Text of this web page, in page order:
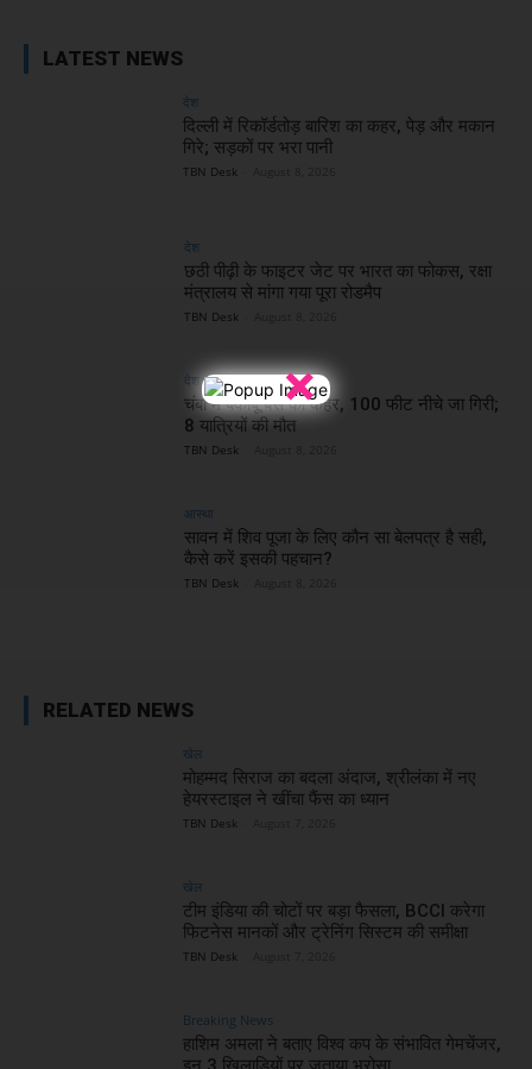
×
LATEST NEWS
देश
दिल्ली में रिकॉर्डतोड़ बारिश का कहर, पेड़ और मकान
गिरे; सड़कों पर भरा पानी
TBN Desk
देश
छठी पीढ़ी के फाइटर जेट पर भारत का फोकस, रक्षा
मंत्रालय से मांगा गया पूरा रोडमैप
TBN Desk
देश
चंबा में बेकाबू बस का कहर, 100 फीट नीचे जा गिरी;
8 यात्रियों की मौत
TBN Desk
आस्था
सावन में शिव पूजा के लिए कौन सा बेलपत्र है सही,
कैसे करें इसकी पहचान?
TBN Desk
RELATED NEWS
खेल
मोहम्मद सिराज का बदला अंदाज, श्रीलंका में नए
हेयरस्टाइल ने खींचा फैंस का ध्यान
TBN Desk
खेल
टीम इंडिया की चोटों पर बड़ा फैसला, BCCI करेगा
फिटनेस मानकों और ट्रेनिंग सिस्टम की समीक्षा
TBN Desk
Breaking News
हाशिम अमला ने बताए विश्व कप के संभावित गेमचेंजर,